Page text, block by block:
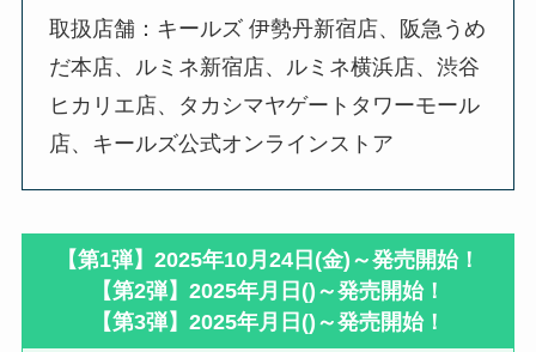
取扱店舗：キールズ 伊勢丹新宿店、阪急うめ
だ本店、ルミネ新宿店、ルミネ横浜店、渋谷
ヒカリエ店、タカシマヤゲートタワーモール
店、キールズ公式オンラインストア
【第1弾】2025年10月24日(金)～発売開始！
【第2弾】2025年月日()～発売開始！
【第3弾】2025年月日()～発売開始！